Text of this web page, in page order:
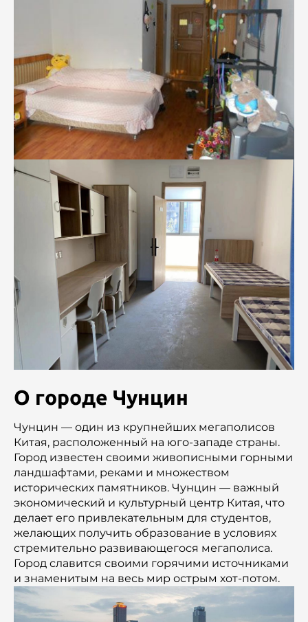
О городе Чунцин
Чунцин — один из крупнейших мегаполисов
Китая, расположенный на юго-западе страны.
Город известен своими живописными горными
ландшафтами, реками и множеством
исторических памятников. Чунцин — важный
экономический и культурный центр Китая, что
делает его привлекательным для студентов,
желающих получить образование в условиях
стремительно развивающегося мегаполиса.
Город славится своими горячими источниками
и знаменитым на весь мир острым хот-потом.